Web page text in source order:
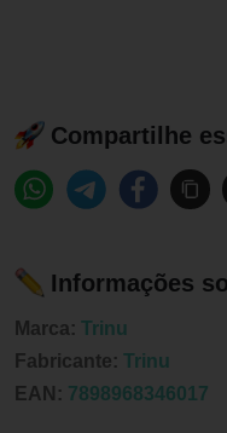
Compartilhe
Informações
Marca: Trinu
Fabricante: Trinu
EAN: 7898968346017